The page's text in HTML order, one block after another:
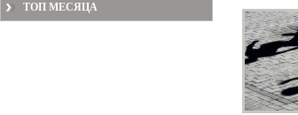
ТОП МЕСЯЦА